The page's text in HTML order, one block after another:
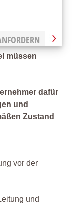
müssen
dafür
und
Zustand
vor der
und